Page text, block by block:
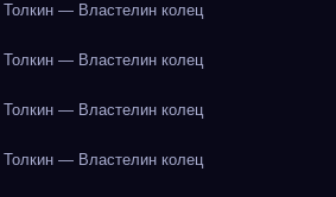
— Властелин колец
— Властелин колец
— Властелин колец
— Властелин колец